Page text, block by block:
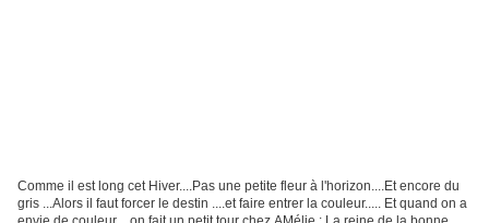
Comme il est long cet Hiver....Pas une petite fleur à l'horizon....Et encore du
gris ...Alors il faut forcer le destin ....et faire entrer la couleur..... Et quand on a